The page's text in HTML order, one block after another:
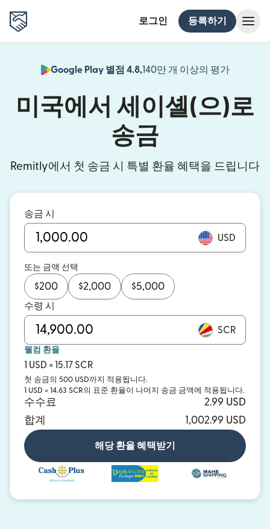
로그인 등록하기
Google Play 별점 4.8,140만 개 이상의 평가
미국에서 세이셸(으)로
송금
Remitly에서 첫 송금 시 특별 환율 혜택을 드립니다
송금 시
USD
또는 금액 선택
$200 $2,000 $5,000
수령 시
SCR
웰컴 환율
1 USD = 15.17 SCR
첫 송금의 500 USD까지 적용됩니다.
1 USD = 14.63 SCR의 표준 환율이 나머지 송금 금액에 적용됩니다.
수수료
2.99 USD
합계
1,002.99 USD
해당 환율 혜택받기